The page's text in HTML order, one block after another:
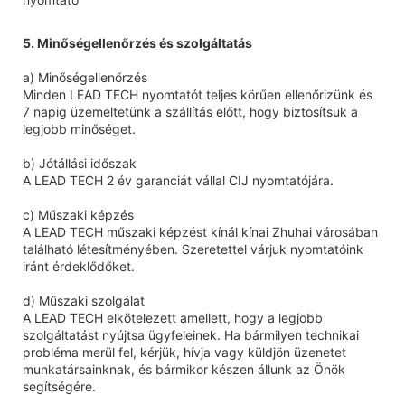
5. Minőségellenőrzés és szolgáltatás
a) Minőségellenőrzés
Minden LEAD TECH nyomtatót teljes körűen ellenőrizünk és
7 napig üzemeltetünk a szállítás előtt, hogy biztosítsuk a
legjobb minőséget.
b) Jótállási időszak
A LEAD TECH 2 év garanciát vállal CIJ nyomtatójára.
c) Műszaki képzés
A LEAD TECH műszaki képzést kínál kínai Zhuhai városában
található létesítményében. Szeretettel várjuk nyomtatóink
iránt érdeklődőket.
d) Műszaki szolgálat
A LEAD TECH elkötelezett amellett, hogy a legjobb
szolgáltatást nyújtsa ügyfeleinek. Ha bármilyen technikai
probléma merül fel, kérjük, hívja vagy küldjön üzenetet
munkatársainknak, és bármikor készen állunk az Önök
segítségére.